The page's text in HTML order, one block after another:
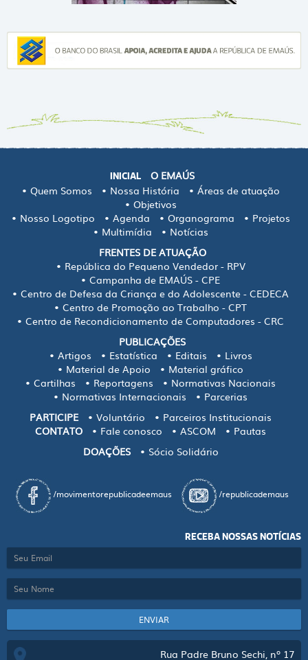
INICIAL
O EMAÚS
Quem Somos
Nossa História
Áreas de atuação
Objetivos
Nosso Logotipo
Agenda Organograma
Projetos
Multimídia
Notícias
FRENTES DE ATUAÇÃO
República do Pequeno Vendedor - RPV
Campanha de EMAÚS - CPE
Centro de Defesa da Criança e do Adolescente - CEDECA
Centro de Promoção ao Trabalho - CPT
Centro de Recondicionamento de Computadores - CRC
PUBLICAÇÕES
Artigos
Estatística Editais
Livros
Material de Apoio
Material gráfico
Cartilhas
Reportagens
Normativas Nacionais
Normativas Internacionais
Parcerias
PARTICIPE
Voluntário
Parceiros Institucionais
CONTATO
Fale conosco ASCOM
Pautas
DOAÇÕES
Sócio Solidário
/movimentorepublicadeemaus /republicademaus
RECEBA NOSSAS NOTÍCIAS
ENVIAR
Rua Padre Bruno Sechi, nº 17